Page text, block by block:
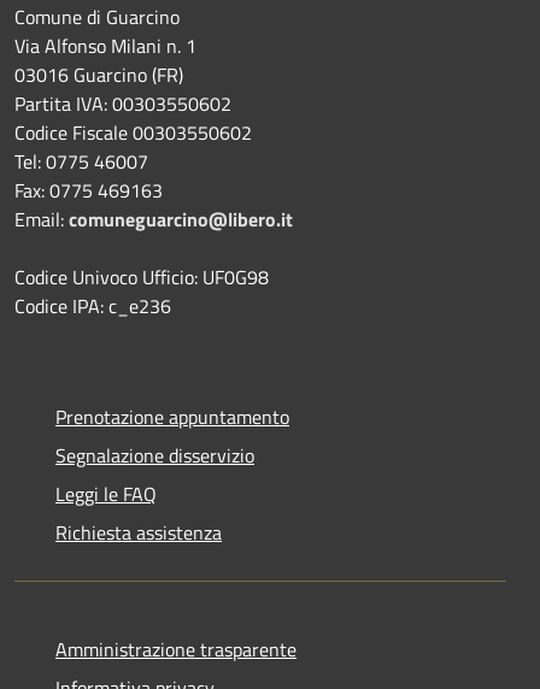
Comune di Guarcino
Via Alfonso Milani n. 1
03016 Guarcino (FR)
Partita IVA: 00303550602
Codice Fiscale 00303550602
Tel: 0775 46007
Fax: 0775 469163
Email:comuneguarcino@libero.it
Codice Univoco Ufficio: UF0G98
Codice IPA: c_e236
Prenotazione appuntamento
Segnalazione disservizio
Leggi le FAQ
Richiesta assistenza
Amministrazione trasparente